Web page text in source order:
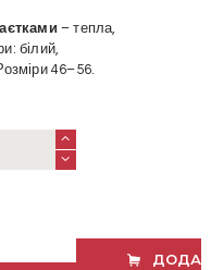
– тепла,
білий,
46–56.